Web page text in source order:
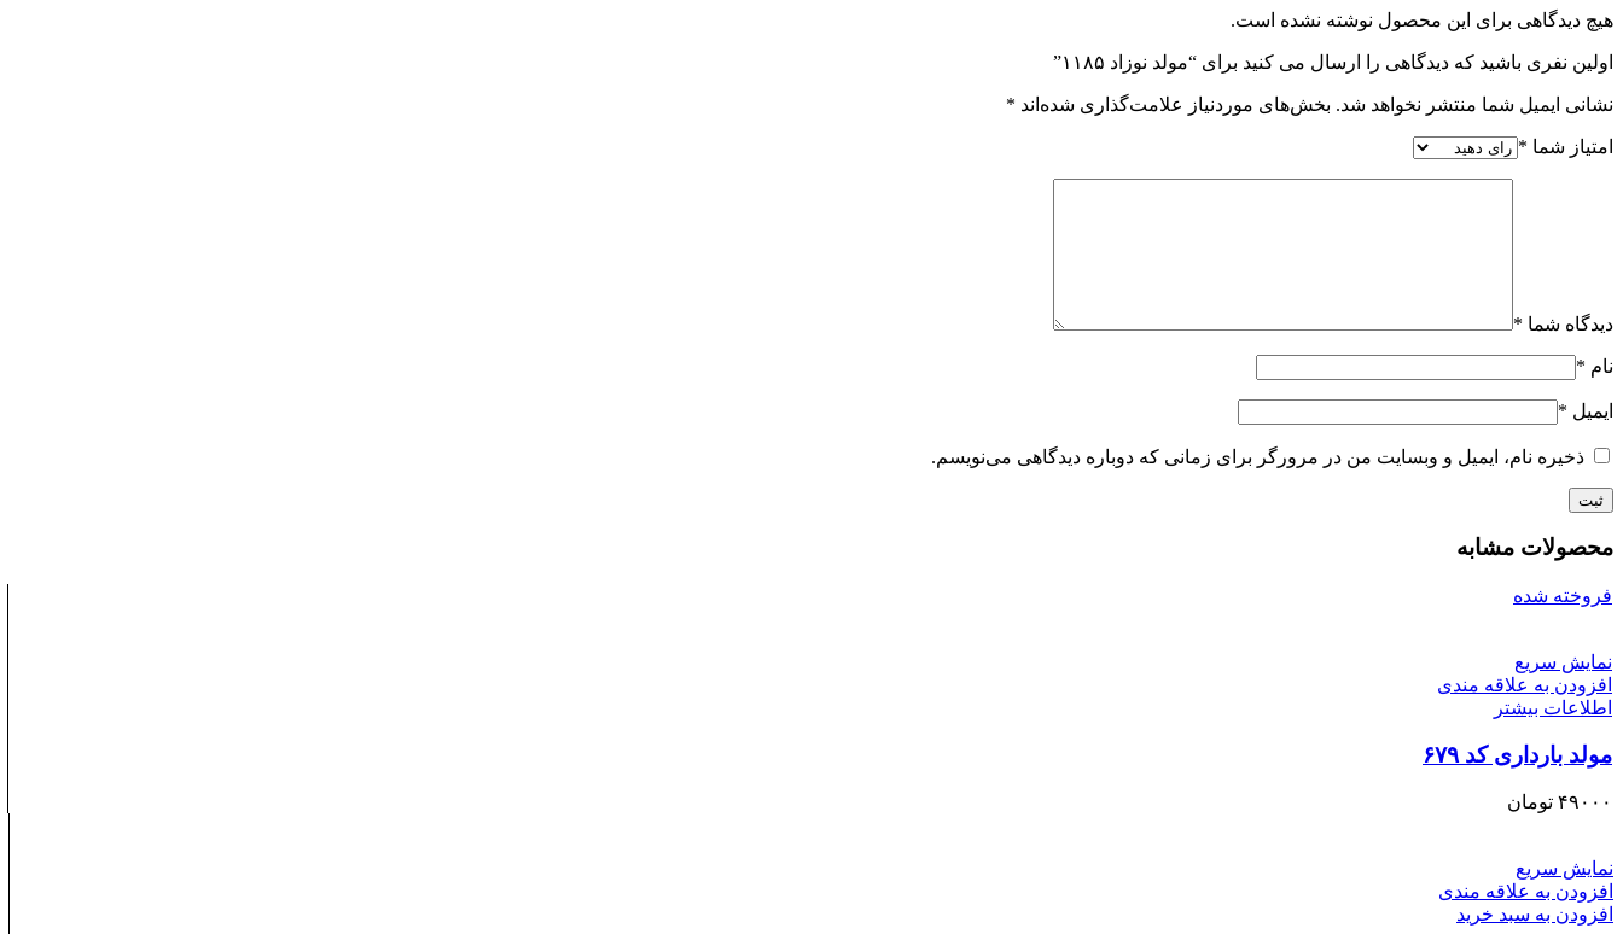
هیچ دیدگاهی برای این محصول نوشته نشده است.
اولین نفری باشید که دیدگاهی را ارسال می کنید برای “مولد نوزاد ۱۱۸۵”
نشانی ایمیل شما منتشر نخواهد شد. بخش‌های موردنیاز علامت‌گذاری شده‌اند *
امتیاز شما *
دیدگاه شما *
نام *
ایمیل *
ذخیره نام، ایمیل و وبسایت من در مرورگر برای زمانی که دوباره دیدگاهی می‌نویسم.
محصولات مشابه
فروخته شده
نمایش سریع
افزودن به علاقه مندی
اطلاعات بیشتر
مولد بارداری کد ۶۷۹
۴۹۰۰۰ تومان
نمایش سریع
افزودن به علاقه مندی
افزودن به سبد خرید